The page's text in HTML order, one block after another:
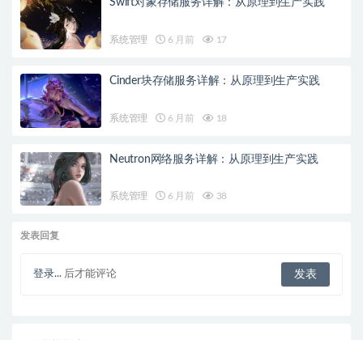
Swift对象存储服务详解：从原理到生产实践
系统管理 6 月前 17
Cinder块存储服务详解：从原理到生产实践
系统管理 6 月前 18
Neutron网络服务详解：从原理到生产实践
系统管理 6 月前 38
发表回复
登录... 后才能评论